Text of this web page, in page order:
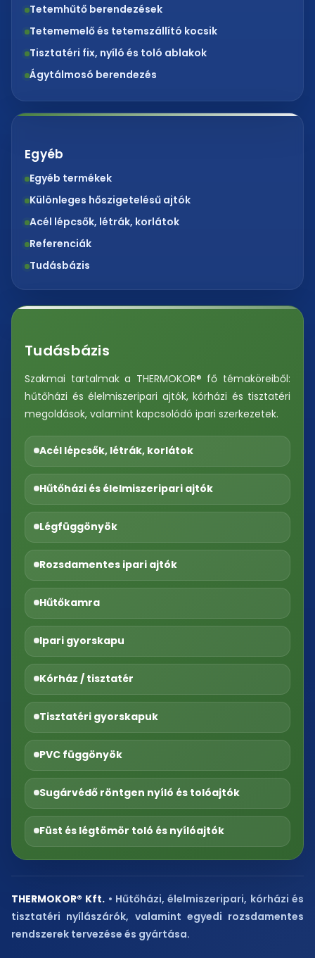
Tetemhűtő berendezések
Tetememelő és tetemszállító kocsik
Tisztatéri fix, nyíló és toló ablakok
Ágytálmosó berendezés
Egyéb
Egyéb termékek
Különleges hőszigetelésű ajtók
Acél lépcsők, létrák, korlátok
Referenciák
Tudásbázis
Tudásbázis
Szakmai tartalmak a THERMOKOR® fő témaköreiből:
hűtőházi és élelmiszeripari ajtók, kórházi és tisztatéri
megoldások, valamint kapcsolódó ipari szerkezetek.
Acél lépcsők, létrák, korlátok
Hűtőházi és élelmiszeripari ajtók
Légfüggönyök
Rozsdamentes ipari ajtók
Hűtőkamra
Ipari gyorskapu
Kórház / tisztatér
Tisztatéri gyorskapuk
PVC függönyök
Sugárvédő röntgen nyíló és tolóajtók
Füst és légtömör toló és nyílóajtók
THERMOKOR® Kft. • Hűtőházi, élelmiszeripari, kórházi és
tisztatéri nyílászárók, valamint egyedi rozsdamentes
rendszerek tervezése és gyártása.